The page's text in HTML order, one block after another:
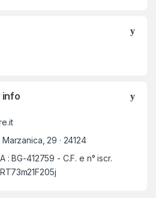
info
29 · 24124
: BG-412759 - C.F. e n° iscr.